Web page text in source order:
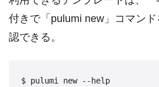
付きで「pulumi new」コマン
認できる。
$ pulumi new --help